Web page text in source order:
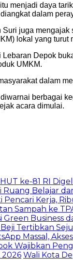
menjadi daya
dalam
juga
lokal yang
Lebaran Depok
UMKM.
dalam
berbagai
acara dimulai.
ke-81 RI
Ruang Belajar
Pencari Kerja,
Sampah ke
Business
Tertibkan
Massal,
Wajibkan
2026 Wali Kota